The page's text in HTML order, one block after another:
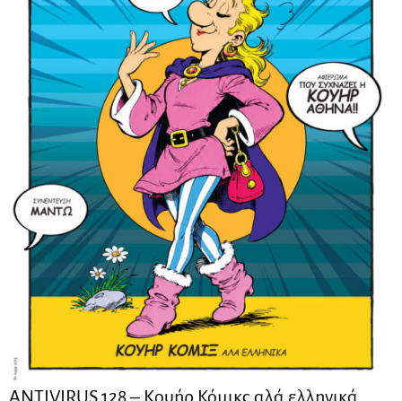
ANTIVIRUS 128 – Kουήρ Κόμικς αλά ελληνικά